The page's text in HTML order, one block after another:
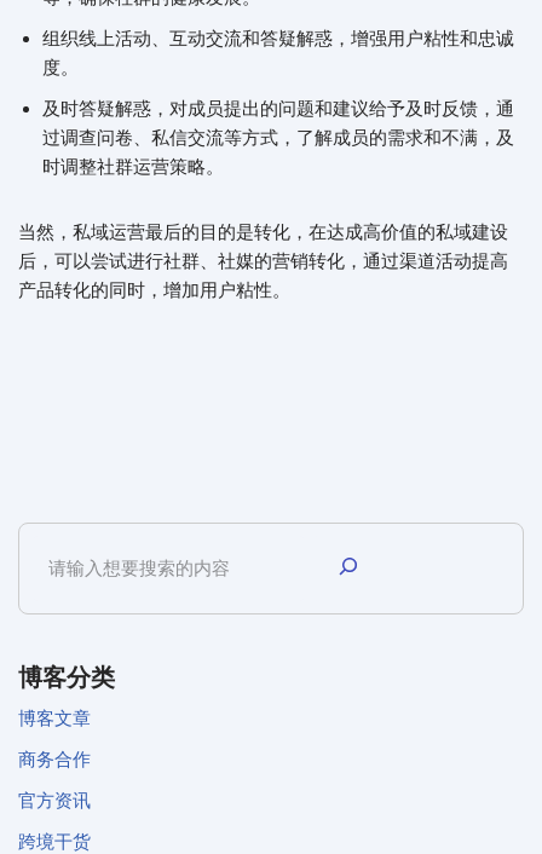
组织线上活动、互动交流和答疑解惑，增强用户粘性和忠诚
度。
及时答疑解惑，对成员提出的问题和建议给予及时反馈，通
过调查问卷、私信交流等方式，了解成员的需求和不满，及
时调整社群运营策略。
当然，私域运营最后的目的是转化，在达成高价值的私域建设
后，可以尝试进行社群、社媒的营销转化，通过渠道活动提高
产品转化的同时，增加用户粘性。
博客分类
博客文章
商务合作
官方资讯
跨境干货